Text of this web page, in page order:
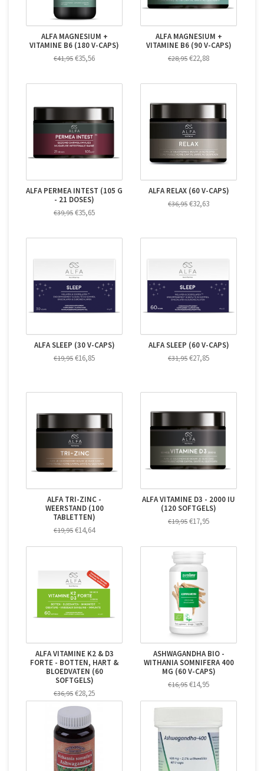
ALFA MAGNESIUM +
VITAMINE B6 (180 V-CAPS)
€41,95 €35,56
ALFA MAGNESIUM +
VITAMINE B6 (90 V-CAPS)
€28,95 €22,88
ALFA PERMEA INTEST (105 G
- 21 DOSES)
€39,95 €35,65
ALFA RELAX (60 V-CAPS)
€36,95 €32,63
ALFA SLEEP (30 V-CAPS)
€19,95 €16,85
ALFA SLEEP (60 V-CAPS)
€31,95 €27,85
ALFA TRI-ZINC -
WEERSTAND (100
TABLETTEN)
€19,95 €14,64
ALFA VITAMINE D3 - 2000 IU
(120 SOFTGELS)
€19,95 €17,95
ALFA VITAMINE K2 & D3
FORTE - BOTTEN, HART &
BLOEDVATEN (60
SOFTGELS)
€36,95 €28,25
ASHWAGANDHA BIO -
WITHANIA SOMNIFERA 400
MG (60 V-CAPS)
€16,95 €14,95